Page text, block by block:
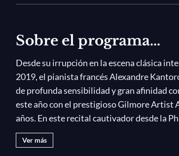
Sobre el programa...
Desde su irrupción en la escena clásica
2019, el pianista francés Alexandre
de profunda sensibilidad y gran afinidad
este año con el prestigioso Gilmore Artist
años. En este recital cautivador desde la
Brahms y de Schubert, incluyendo
una formidable serie de bises. ¡No te
Ver más